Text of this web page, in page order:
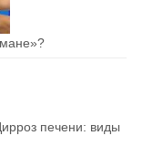
печени: виды